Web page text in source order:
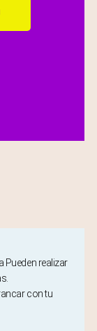
Pueden realizar
con tu